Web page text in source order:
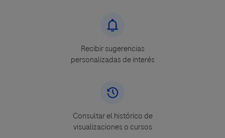
Recibir sugerencias
personalizadas de interés
Consultar el histórico de
visualizaciones o cursos